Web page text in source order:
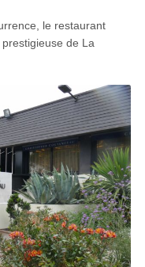
le restaurant
de La